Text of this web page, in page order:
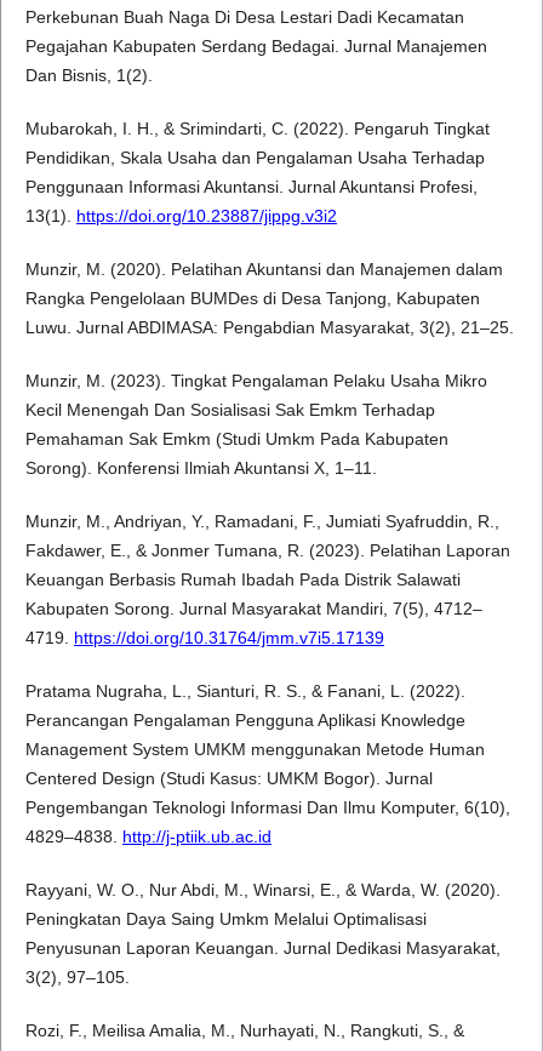
Perkebunan Buah Naga Di Desa Lestari Dadi Kecamatan
Pegajahan Kabupaten Serdang Bedagai. Jurnal Manajemen
Dan Bisnis, 1(2).
Mubarokah, I. H., & Srimindarti, C. (2022). Pengaruh Tingkat
Pendidikan, Skala Usaha dan Pengalaman Usaha Terhadap
Penggunaan Informasi Akuntansi. Jurnal Akuntansi Profesi,
13(1). https://doi.org/10.23887/jippg.v3i2
Munzir, M. (2020). Pelatihan Akuntansi dan Manajemen dalam
Rangka Pengelolaan BUMDes di Desa Tanjong, Kabupaten
Luwu. Jurnal ABDIMASA: Pengabdian Masyarakat, 3(2), 21–25.
Munzir, M. (2023). Tingkat Pengalaman Pelaku Usaha Mikro
Kecil Menengah Dan Sosialisasi Sak Emkm Terhadap
Pemahaman Sak Emkm (Studi Umkm Pada Kabupaten
Sorong). Konferensi Ilmiah Akuntansi X, 1–11.
Munzir, M., Andriyan, Y., Ramadani, F., Jumiati Syafruddin, R.,
Fakdawer, E., & Jonmer Tumana, R. (2023). Pelatihan Laporan
Keuangan Berbasis Rumah Ibadah Pada Distrik Salawati
Kabupaten Sorong. Jurnal Masyarakat Mandiri, 7(5), 4712–
4719. https://doi.org/10.31764/jmm.v7i5.17139
Pratama Nugraha, L., Sianturi, R. S., & Fanani, L. (2022).
Perancangan Pengalaman Pengguna Aplikasi Knowledge
Management System UMKM menggunakan Metode Human
Centered Design (Studi Kasus: UMKM Bogor). Jurnal
Pengembangan Teknologi Informasi Dan Ilmu Komputer, 6(10),
4829–4838. http://j-ptiik.ub.ac.id
Rayyani, W. O., Nur Abdi, M., Winarsi, E., & Warda, W. (2020).
Peningkatan Daya Saing Umkm Melalui Optimalisasi
Penyusunan Laporan Keuangan. Jurnal Dedikasi Masyarakat,
3(2), 97–105.
Rozi, F., Meilisa Amalia, M., Nurhayati, N., Rangkuti, S., &